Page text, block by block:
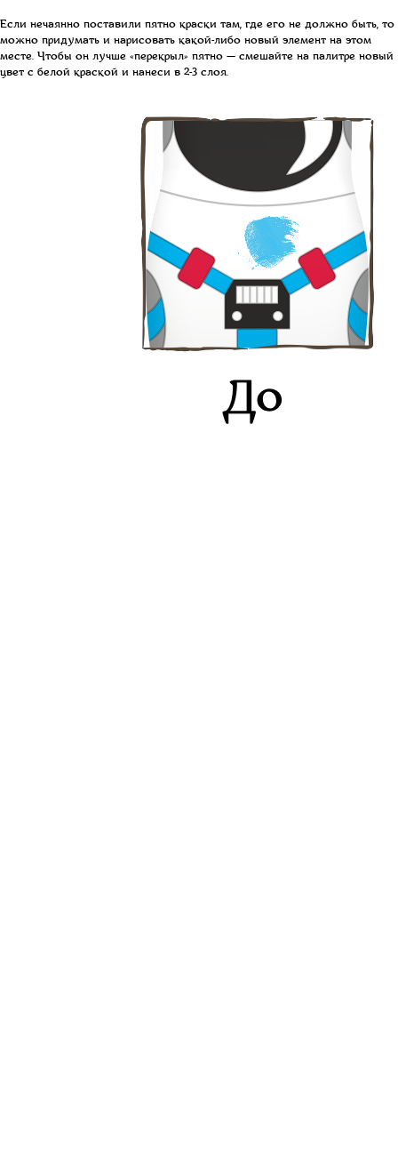
Если нечаянно поставили пятно краски там, где его не должно быть, то
можно придумать и нарисовать какой-либо новый элемент на этом
месте. Чтобы он лучше «перекрыл» пятно — смешайте на палитре новый
цвет с белой краской и нанеси в 2-3 слоя.